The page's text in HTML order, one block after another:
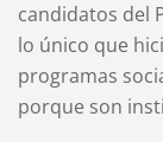
candidatos del
lo único que
programas
porque son